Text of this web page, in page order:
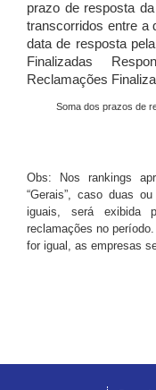
prazo de resposta
transcorridos entre a
data de resposta
Finalizadas
Reclamações
Soma dos prazos de
Obs: Nos rankings
“Gerais”, caso duas
iguais, será exibida
reclamações no
for igual, as empresas